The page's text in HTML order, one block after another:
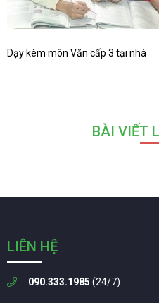
Dạy kèm môn Văn cấp 3 tại nhà
BÀI VIẾT
LIÊN HỆ
090.333.1985 (24/7)